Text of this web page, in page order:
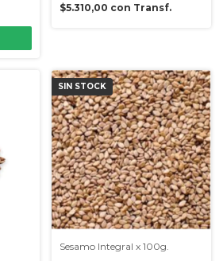
$5.310,00 con Transf.
SIN STOCK
Sesamo Integral x 100g.